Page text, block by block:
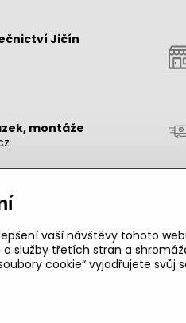
Jičín
montáže
pro oblast Jičín
vaší návštěvy tohoto
služby třetích stran a
cookie“ vyjadřujete